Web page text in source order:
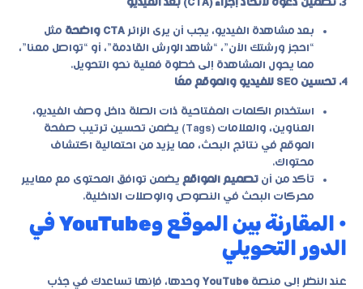
3. تضمين دعوة لاتخاذ إجراء (CTA) بعد الفيديو
بعد مشاهدة الفيديو، يجب أن يرى الزائر CTA واضحة
مثل
“احجز ورشتك الآن”، “شاهد الورش القادمة”، أو “تواصل معنا”،
مما يحول المشاهدة إلى خطوة فعلية نحو التحويل.
4. تحسين SEO للفيديو والموقع معًا
استخدام الكلمات المفتاحية ذات الصلة داخل وصف الفيديو،
العناوين، والعلامات (Tags) يضمن تحسين ترتيب صفحة
الموقع في نتائج البحث، مما يزيد من احتمالية اكتشاف
محتواك.
تأكد من أن تصميم المواقع يضمن توافق المحتوى مع معايير
محركات البحث في النصوص والوصلات الداخلية.
• المقارنة بين الموقع وYouTube في
الدور التحويلي
عند النظر إلى منصة YouTube وحدها، فإنها تساعدك في جذب